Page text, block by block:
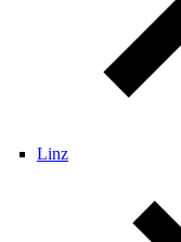
Linz